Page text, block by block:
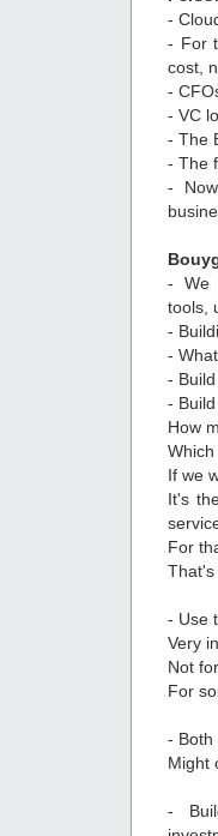
-
- For
cost,
-
- VC
- The
- The
-
- We
tools,
-
-
-
-
How
If we
It's
For
That's
- Use
Very
Not
For
- Both
Might
-